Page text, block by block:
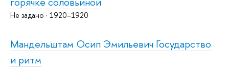
Не задано · 1920–1920
Мандельштам Осип Эмильевич Государство
и ритм